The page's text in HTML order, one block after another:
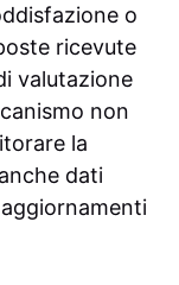
o
ricevute
valutazione
non
la
dati